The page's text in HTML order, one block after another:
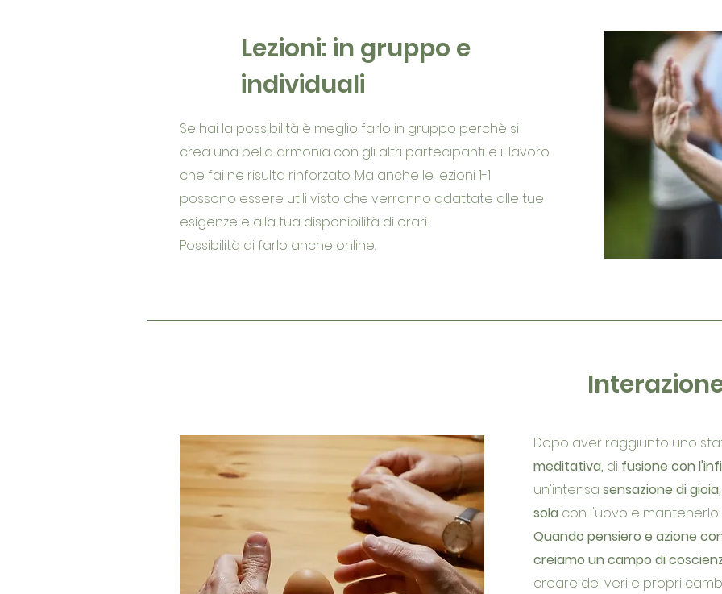
Lezioni: in gruppo e
individuali
Se hai la possibilità è meglio farlo in gruppo perchè si
crea una bella armonia con gli altri partecipanti e il lavoro
che fai ne risulta rinforzato. Ma anche le lezioni 1-1
possono essere utili visto che verranno adattate alle tue
esigenze e alla tua disponibilità di orari.
Possibilità di farlo anche online.
Dopo aver raggiunto uno
meditativa, di fusione con
un'intensa sensazione di gioia,
sola con l'uovo e mantenerlo
Quando pensiero e azione
creiamo un campo di
creare dei veri e propri